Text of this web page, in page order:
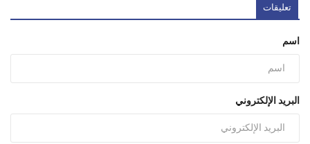
تعليقات
اسم
البريد الإلكتروني